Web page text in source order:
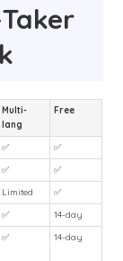
Multi-
lang
Free
✅
✅
✅
✅
Limited
✅
✅
14-day
✅ 14-day